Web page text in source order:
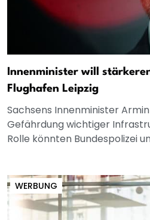
Innenminister will
Flughafen Leipzig
Sachsens Innenminister
Gefährdung wichtiger
Rolle könnten Bundespolizei
WERBUNG